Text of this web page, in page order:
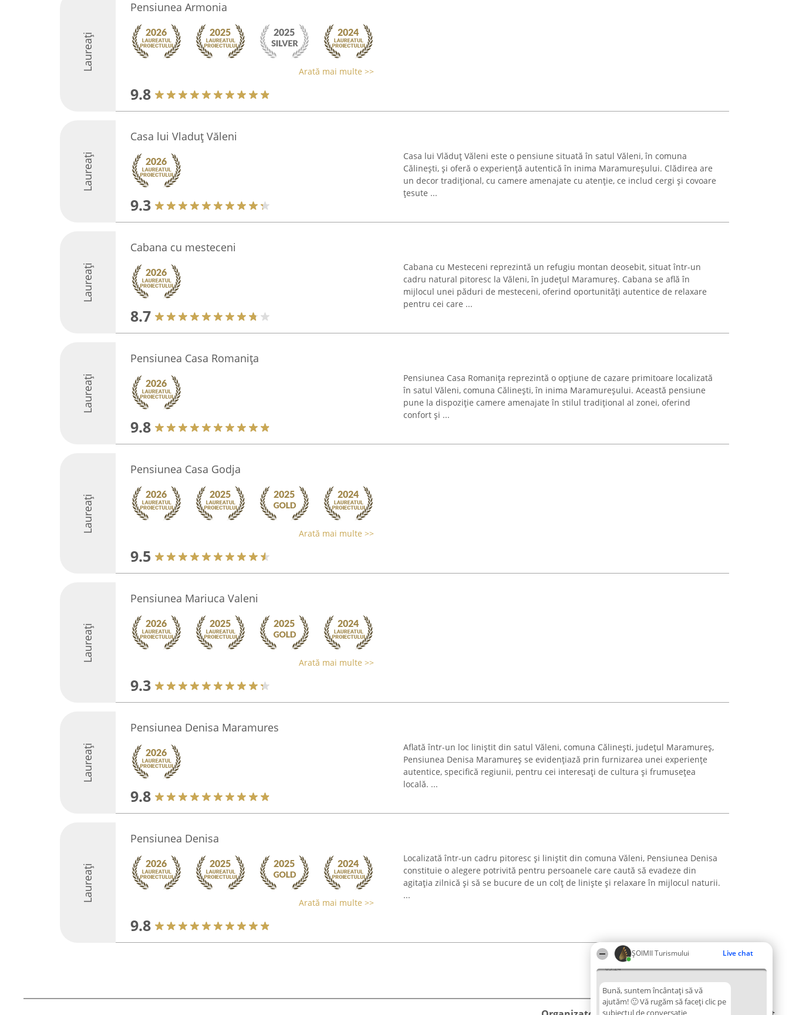
ȘOIMII Turismului Live chat
03:24
Bună, suntem încântați să vă
ajutăm! 🙂 Vă rugăm să faceți clic pe
subiectul de conversație
Laureați
Pensiunea Armonia
Arată mai multe >>
9.8
Laureați
Casa lui Vladuț Văleni
9.3
Casa lui Vlăduț Văleni este o pensiune situată în satul Văleni, în comuna
Călinești, și oferă o experiență autentică în inima Maramureșului. Clădirea are
un decor tradițional, cu camere amenajate cu atenție, ce includ cergi și covoare
țesute ...
Laureați
Cabana cu mesteceni
8.7
Cabana cu Mesteceni reprezintă un refugiu montan deosebit, situat într-un
cadru natural pitoresc la Văleni, în județul Maramureș. Cabana se află în
mijlocul unei păduri de mesteceni, oferind oportunități autentice de relaxare
pentru cei care ...
Laureați
Pensiunea Casa Romanița
9.8
Pensiunea Casa Romanița reprezintă o opțiune de cazare primitoare localizată
în satul Văleni, comuna Călinești, în inima Maramureșului. Această pensiune
pune la dispoziție camere amenajate în stilul tradițional al zonei, oferind
confort și ...
Laureați
Pensiunea Casa Godja
Arată mai multe >>
9.5
Laureați
Pensiunea Mariuca Valeni
Arată mai multe >>
9.3
Laureați
Pensiunea Denisa Maramures
9.8
Aflată într-un loc liniștit din satul Văleni, comuna Călinești, județul Maramureș,
Pensiunea Denisa Maramureș se evidențiază prin furnizarea unei experiențe
autentice, specifică regiunii, pentru cei interesați de cultura și frumusețea
locală. ...
Laureați
Pensiunea Denisa
Arată mai multe >>
9.8
Localizată într-un cadru pitoresc şi liniştit din comuna Văleni, Pensiunea Denisa
constituie o alegere potrivită pentru persoanele care caută să evadeze din
agitaţia zilnică şi să se bucure de un colţ de linişte şi relaxare în mijlocul naturii.
...